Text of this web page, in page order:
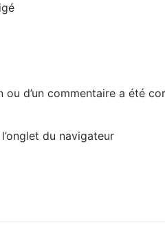
d’un commentaire a été
du navigateur